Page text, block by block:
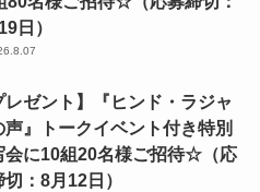
日）
レゼント】『ヒンド・ラジャ
声』トークイベント付き特別
会に10組20名様ご招待☆（応
：8月12日）